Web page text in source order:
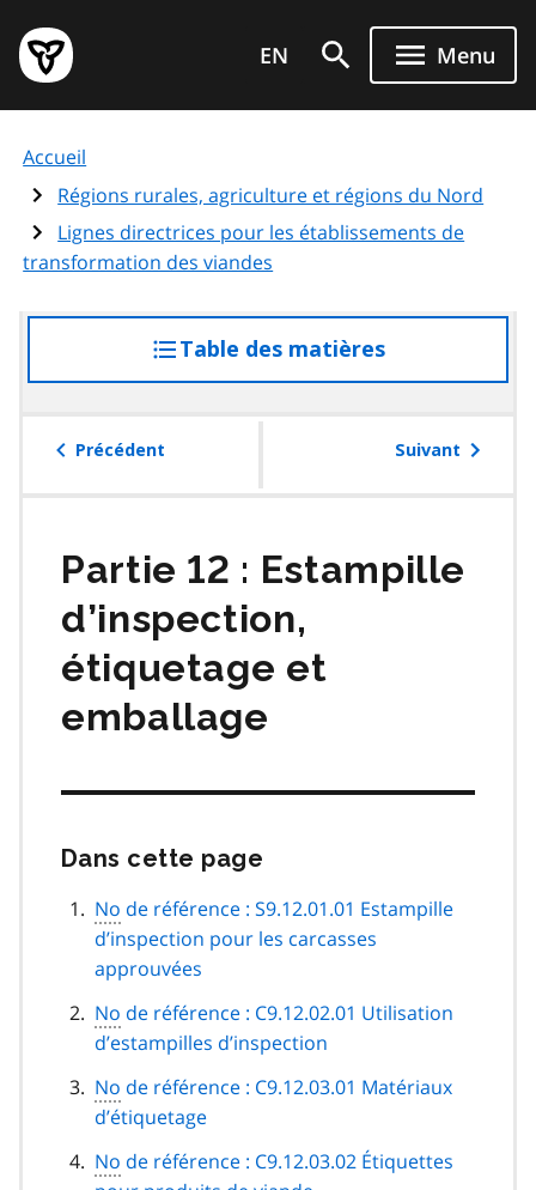
au
contenu
principal
Page
d'accueil
de
l'Ontario
EN Menu
Accueil
Régions rurales, agriculture et régions du Nord
Lignes directrices pour les établissements de
transformation des viandes
Table des matières
à
table
Précédent Suivant
Partie 12 : Estampille
d’inspection,
étiquetage et
emballage
Dans cette page
navigation
page
No de référence : S9.12.01.01 Estampille
d’inspection pour les carcasses
approuvées
No de référence : C9.12.02.01 Utilisation
d’estampilles d’inspection
No de référence : C9.12.03.01 Matériaux
d’étiquetage
No de référence : C9.12.03.02 Étiquettes